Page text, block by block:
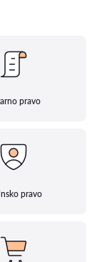
pravo
pravo